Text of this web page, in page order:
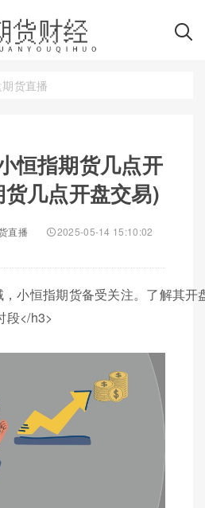
货直播
恒指期货几点开
几点开盘交易)
直播 2025-05-14 15:10:02
小恒指期货备受关注。了解其
段</h3>